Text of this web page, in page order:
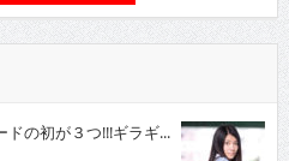
の初が３つ!!!ギラギ...